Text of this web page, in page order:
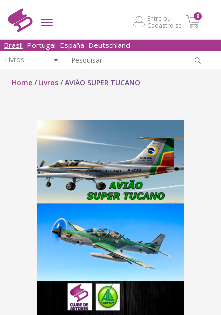
Entre ou
Cadastre-se
0
Brasil Portugal España Deutschland
Home / Livros /AVIÃO SUPER TUCANO